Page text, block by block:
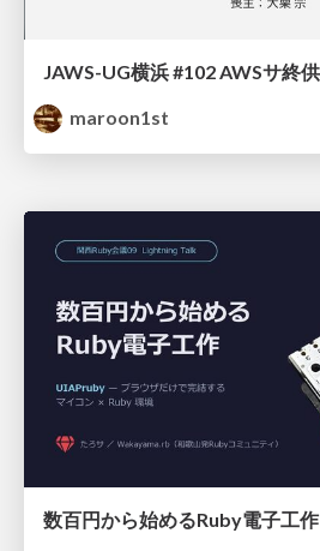
maroon1st
数百円から始めるRuby電子工作